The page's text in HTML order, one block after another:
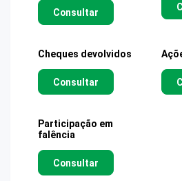
Consultar
Cheques devolvidos
Consultar
Participação em
falência
Consultar